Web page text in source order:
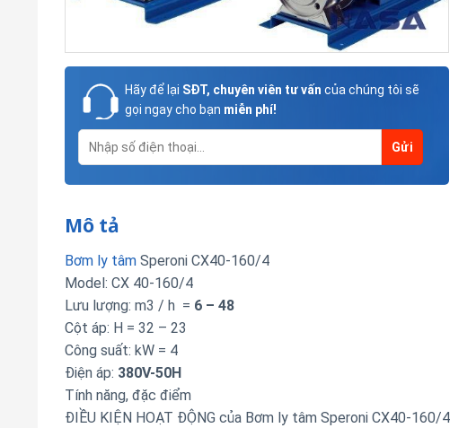
Hãy để lại SĐT, chuyên viên tư vấn của chúng tôi sẽ
gọi ngay cho bạn miễn phí!
Mô tả
Bơm ly tâm Speroni CX40-160/4
Model: CX 40-160/4
Lưu lượng: m3 / h = 6 – 48
Cột áp: H = 32 – 23
Công suất: kW = 4
Điện áp: 380V-50H
Tính năng, đặc điểm
ĐIỀU KIỆN HOẠT ĐỘNG của Bơm ly tâm Speroni CX40-160/4